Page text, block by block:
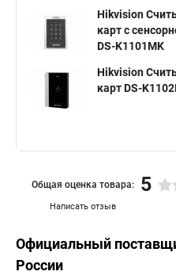
Hikvision
карт с
DS-K1101MK
Hikvision
карт DS-
Написать отзыв
Общая оценка товара: 5
Официальный
России